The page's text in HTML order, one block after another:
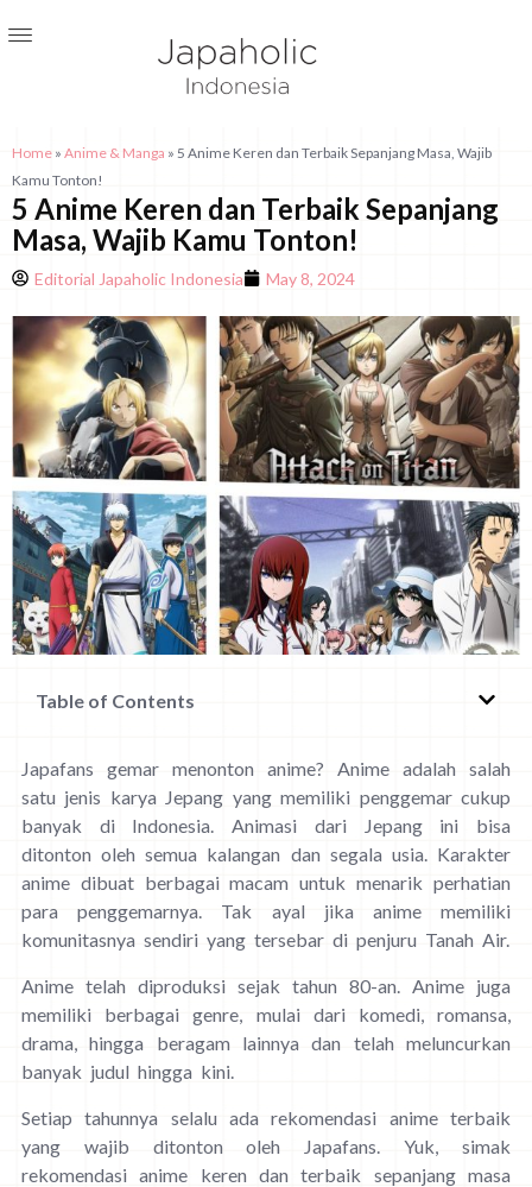
Home » Anime & Manga » 5 Anime Keren dan Terbaik Sepanjang Masa, Wajib
Kamu Tonton!
5 Anime Keren dan Terbaik Sepanjang
Masa, Wajib Kamu Tonton!
Editorial Japaholic Indonesia May 8, 2024
Table of Contents
Japafans gemar menonton anime? Anime adalah salah
satu jenis karya Jepang yang memiliki penggemar cukup
banyak di Indonesia. Animasi dari Jepang ini bisa
ditonton oleh semua kalangan dan segala usia. Karakter
anime dibuat berbagai macam untuk menarik perhatian
para penggemarnya. Tak ayal jika anime memiliki
komunitasnya sendiri yang tersebar di penjuru Tanah Air.
Anime telah diproduksi sejak tahun 80-an. Anime juga
memiliki berbagai genre, mulai dari komedi, romansa,
drama, hingga beragam lainnya dan telah meluncurkan
banyak judul hingga kini.
Setiap tahunnya selalu ada rekomendasi anime terbaik
yang wajib ditonton oleh Japafans. Yuk, simak
rekomendasi anime keren dan terbaik sepanjang masa